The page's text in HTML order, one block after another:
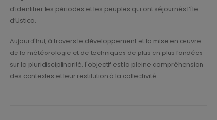
d’identifier les périodes et les peuples qui ont séjournés l’île
d’Ustica.
Aujourd'hui, à travers le développement et la mise en œuvre
de la météorologie et de techniques de plus en plus fondées
sur la pluridisciplinarité, l'objectif est la pleine compréhension
des contextes et leur restitution à la collectivité.